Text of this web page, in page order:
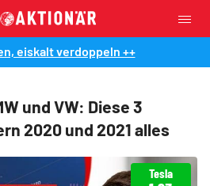
eiskalt verdoppeln ++
und VW: Diese 3
2020 und 2021 alles
Tesla